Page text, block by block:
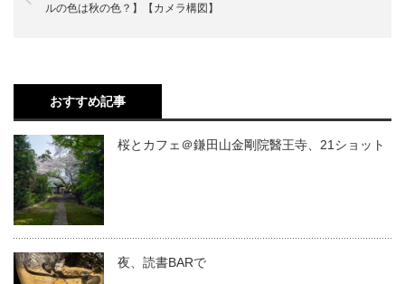
ルの色は秋の色？】【カメラ構図】
おすすめ記事
桜とカフェ＠鎌田山金剛院醫王寺、21ショット
夜、読書BARで